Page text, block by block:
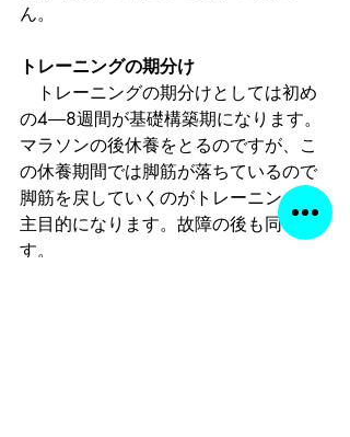
ん。
トレーニングの期分け
トレーニングの期分けとしては初め
の4―8週間が基礎構築期になります。
マラソンの後休養をとるのですが、こ
の休養期間では脚筋が落ちているので
脚筋を戻していくのがトレーニングの
主目的になります。故障の後も同じで
す。